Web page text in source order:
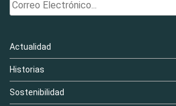
Actualidad
Historias
Sostenibilidad